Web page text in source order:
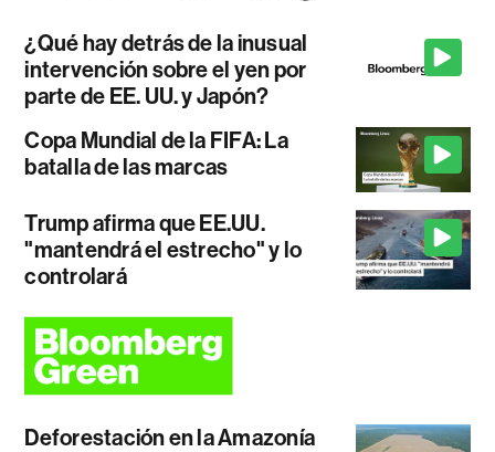
¿Qué hay detrás de la inusual
intervención sobre el yen por
parte de EE. UU. y Japón?
Copa Mundial de la FIFA: La
batalla de las marcas
Trump afirma que EE.UU.
"mantendrá el estrecho" y lo
controlará
Deforestación en la Amazonía